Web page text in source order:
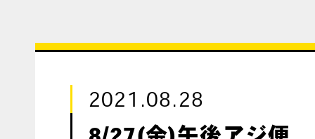
2021.08.28